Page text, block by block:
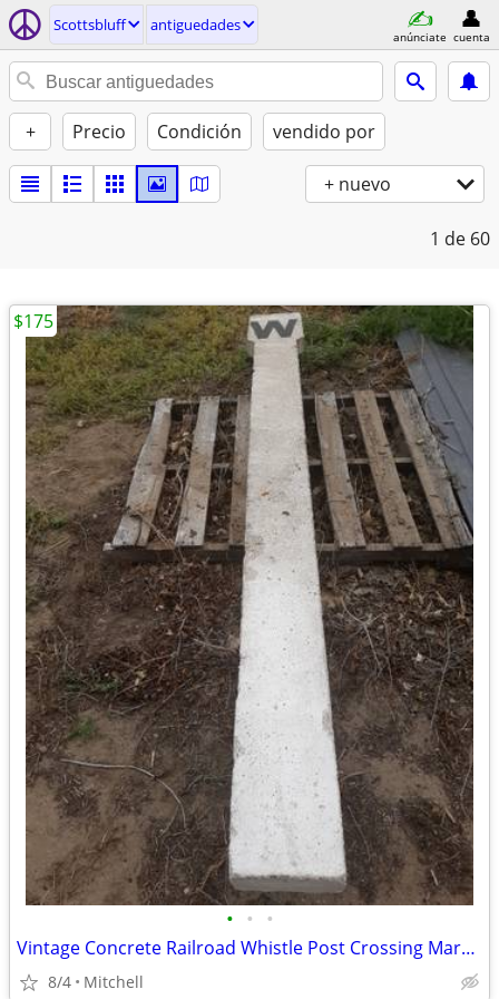
Scottsbluff antiguedades
anúnciate cuenta
+ Precio Condición vendido por
+ nuevo
1 de 60
• • •
Vintage Concrete Railroad Whistle Post Crossing Marker
8/4 Mitchell
$175